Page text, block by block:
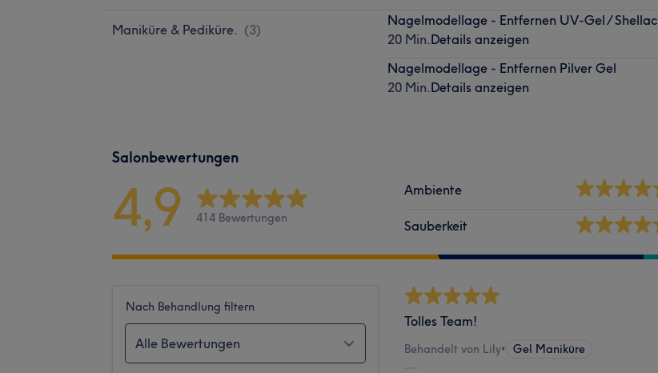
Maniküre & Pediküre. (3)
Nagelmodellage - Entfernen UV-Gel / Shellac
20 Min.Details anzeigen
Nagelmodellage - Entfernen Pilver Gel
20 Min.Details anzeigen
Salonbewertungen
4,9 414 Bewertungen
Ambiente
Sauberkeit
Nach Behandlung filtern
Alle Bewertungen
Tolles Team!
Behandelt von Lily• Gel Maniküre